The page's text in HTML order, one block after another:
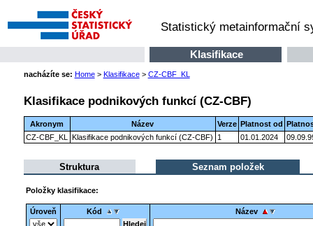
Statistický metainformační
Klasifikace
nacházíte se: Home> Klasifikace> CZ-CBF_KL
Klasifikace podnikových funkcí (CZ-CBF)
Akronym Název Verze Platnost od
CZ-CBF_KL
Klasifikace podnikových funkcí (CZ-CBF) 1 01.01.2024
Struktura Seznam položek
Položky klasifikace:
Úroveň Kód Název